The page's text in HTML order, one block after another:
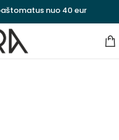
nuo 40 eur